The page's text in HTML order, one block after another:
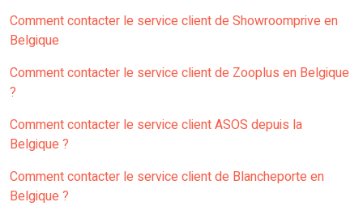
Comment contacter le service client de Showroomprive en
Belgique
Comment contacter le service client de Zooplus en Belgique
?
Comment contacter le service client ASOS depuis la
Belgique ?
Comment contacter le service client de Blancheporte en
Belgique ?